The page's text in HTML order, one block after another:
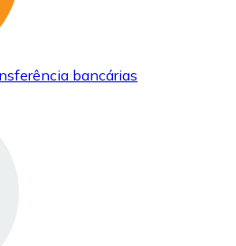
bancárias